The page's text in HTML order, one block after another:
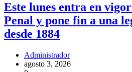
Este lunes entra en
Penal y pone fin a una
desde 1884
Administrador
agosto 3, 2026